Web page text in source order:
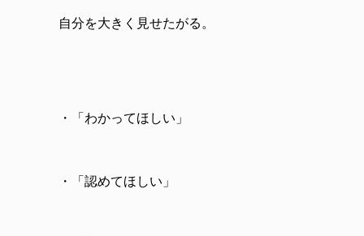
自分を大きく見せたがる。
・「わかってほしい」
・「認めてほしい」